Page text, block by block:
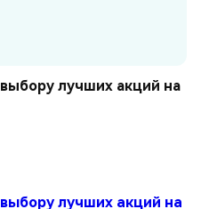
лучших акций на
лучших акций на